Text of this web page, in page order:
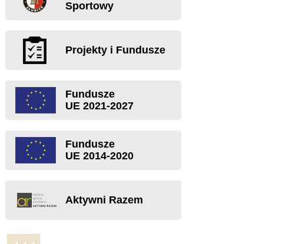
Sportowy
Projekty i Fundusze
Fundusze
UE 2021-2027
Fundusze
UE 2014-2020
Aktywni Razem